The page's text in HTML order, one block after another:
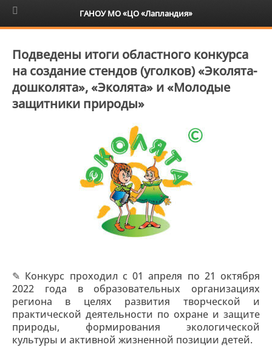
6+
Подведены итоги областного конкурса
на создание стендов (уголков) «Эколята-
дошколята», «Эколята» и «Молодые
защитники природы»
✎ Конкурс проходил с 01 апреля по 21 октября
2022 года в образовательных организациях
региона в целях развития творческой и
практической деятельности по охране и защите
природы, формирования экологической
культуры и активной жизненной позиции детей.
ГАНОУ МО «ЦО «Лапландия»